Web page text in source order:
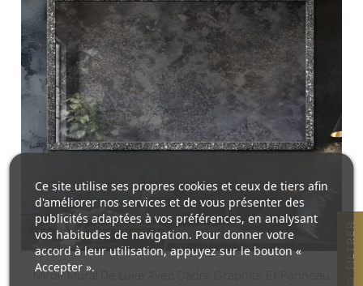
Miroir Mural De Luxe Avec Cadre Graphite Et Panneau
Ce site utilise ses propres cookies et ceux de tiers afin
d'améliorer nos services et de vous présenter des
publicités adaptées à vos préférences, en analysant
vos habitudes de navigation. Pour donner votre
accord à leur utilisation, appuyez sur le bouton «
Accepter ».
R